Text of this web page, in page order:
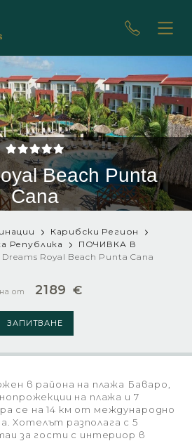
Beach Punta
Cana
Карибски Регион
Република
ПОЧИВКА В
Dreams Royal Beach Punta Cana
от 2189 €
ЗАПИТВАНЕ
в района на плажа Баваро,
на плажа и 7
се на 14 км от международно
Хотелът разполага с 5
за гости с интериор в